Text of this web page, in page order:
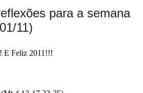
para a semana
11)
E Feliz 2011!!!